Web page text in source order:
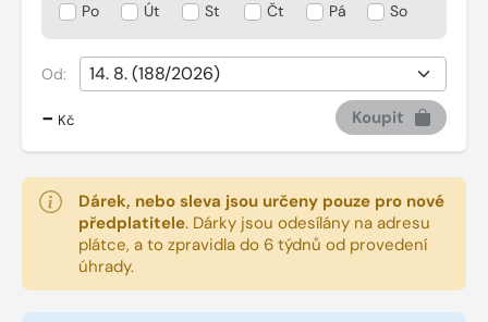
Po
Út St Čt Pá So
Od:
- Kč Koupit
Dárek, nebo sleva jsou určeny pouze pro nové
předplatitele. Dárky jsou odesílány na adresu
plátce, a to zpravidla do 6 týdnů od provedení
úhrady.